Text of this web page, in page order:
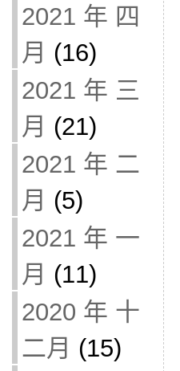
2021 年 四
月 (16)
2021 年 三
月 (21)
2021 年 二
月 (5)
2021 年 一
月 (11)
2020 年 十
二月 (15)